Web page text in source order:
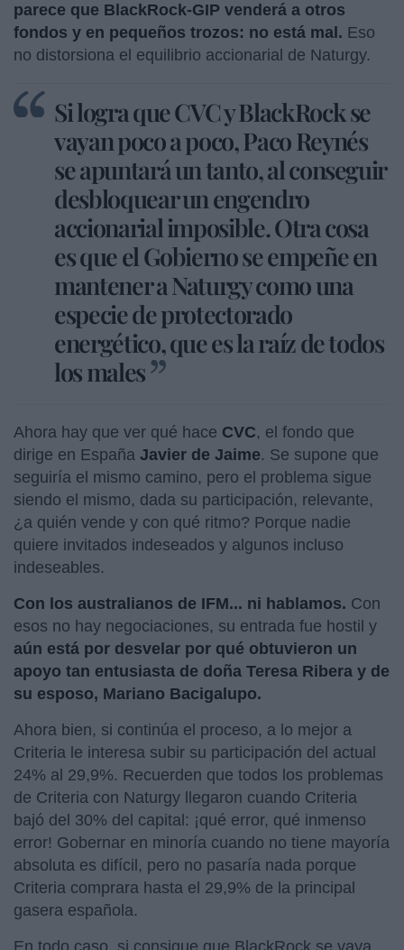
parece que BlackRock-GIP venderá a otros
fondos y en pequeños trozos: no está mal. Eso
no distorsiona el equilibrio accionarial de Naturgy.
Si logra que CVC y BlackRock se
vayan poco a poco, Paco Reynés
se apuntará un tanto, al conseguir
desbloquear un engendro
accionarial imposible. Otra cosa
es que el Gobierno se empeñe en
mantener a Naturgy como una
especie de protectorado
energético, que es la raíz de todos
los males
Ahora hay que ver qué hace CVC, el fondo que
dirige en España Javier de Jaime. Se supone que
seguiría el mismo camino, pero el problema sigue
siendo el mismo, dada su participación, relevante,
¿a quién vende y con qué ritmo? Porque nadie
quiere invitados indeseados y algunos incluso
indeseables.
Con los australianos de IFM... ni hablamos. Con
esos no hay negociaciones, su entrada fue hostil y
aún está por desvelar por qué obtuvieron un
apoyo tan entusiasta de doña Teresa Ribera y de
su esposo, Mariano Bacigalupo.
Ahora bien, si continúa el proceso, a lo mejor a
Criteria le interesa subir su participación del actual
24% al 29,9%. Recuerden que todos los problemas
de Criteria con Naturgy llegaron cuando Criteria
bajó del 30% del capital: ¡qué error, qué inmenso
error! Gobernar en minoría cuando no tiene mayoría
absoluta es difícil, pero no pasaría nada porque
Criteria comprara hasta el 29,9% de la principal
gasera española.